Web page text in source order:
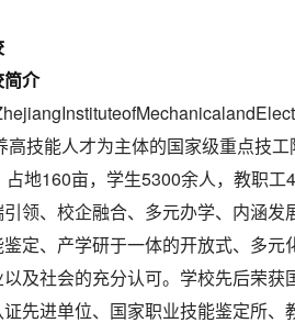
介
高技能人才为主体的国家级重点技
地160亩，学生5300余人，教职工
领、校企融合、多元办学、内涵
定、产学研于一体的开放式、多元
及社会的充分认可。学校先后荣获
先进单位、国家职业技能鉴定所